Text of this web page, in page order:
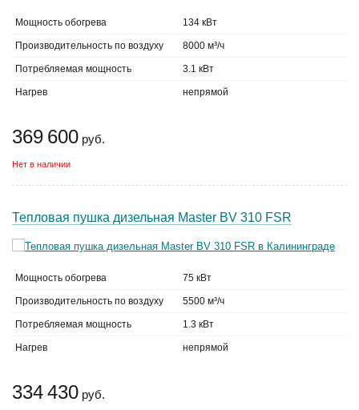
Мощность обогрева 134 кВт
Производительность по воздуху 8000 м³/ч
Потребляемая мощность 3.1 кВт
Нагрев непрямой
369 600 руб.
Нет в наличии
Тепловая пушка дизельная Master BV 310 FSR
Мощность обогрева 75 кВт
Производительность по воздуху 5500 м³/ч
Потребляемая мощность 1.3 кВт
Нагрев непрямой
334 430 руб.